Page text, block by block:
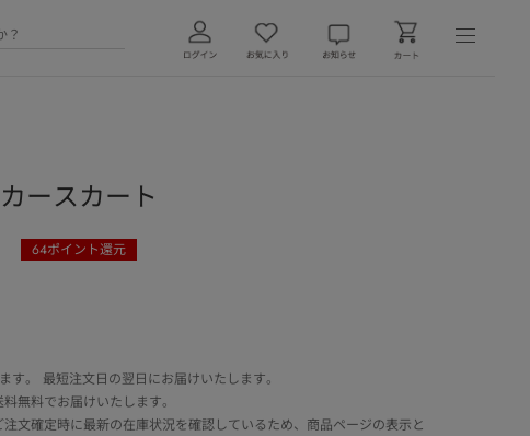
ースカート
64ポイント還元
す。 最短注文日の翌日にお届けいたします。
無料でお届けいたします。
文確定時に最新の在庫状況を確認しているため、商品ページの表示と